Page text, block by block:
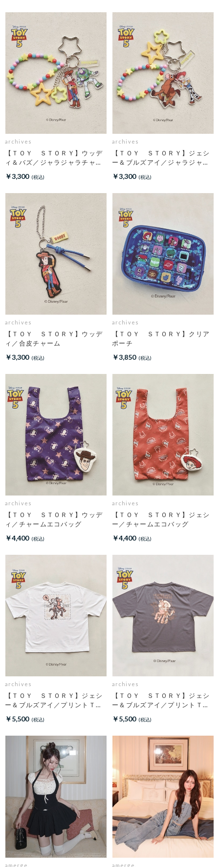
archives
【ＴＯＹ ＳＴＯＲＹ】ウッデ
ィ＆バズ／ジャラジャラチャー
￥3,300
archives
【ＴＯＹ ＳＴＯＲＹ】ジェシ
ー＆ブルズアイ／ジャラジャラ
￥3,300
archives
【ＴＯＹ ＳＴＯＲＹ】ウッデ
ィ／合皮チャーム
￥3,300
archives
【ＴＯＹ ＳＴＯＲＹ】クリア
ポーチ
￥3,850
archives
【ＴＯＹ ＳＴＯＲＹ】ウッデ
ィ／チャームエコバッグ
￥4,400
archives
【ＴＯＹ ＳＴＯＲＹ】ジェシ
ー／チャームエコバッグ
￥4,400
archives
【ＴＯＹ ＳＴＯＲＹ】ジェシ
ー＆ブルズアイ／プリントＴオ
フ
￥5,500
archives
【ＴＯＹ ＳＴＯＲＹ】ジェシ
ー＆ブルズアイ／プリントＴチ
ャコール
￥5,500
amerge. amerge.